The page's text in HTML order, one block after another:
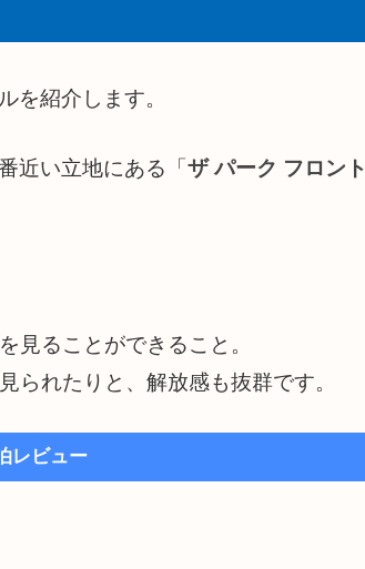
を紹介します。
近い立地にある「ザ パーク フロント
見ることができること。
られたりと、解放感も抜群です。
レビュー